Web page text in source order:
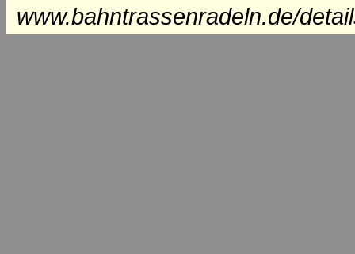
www.bahntrassenradeln.de/